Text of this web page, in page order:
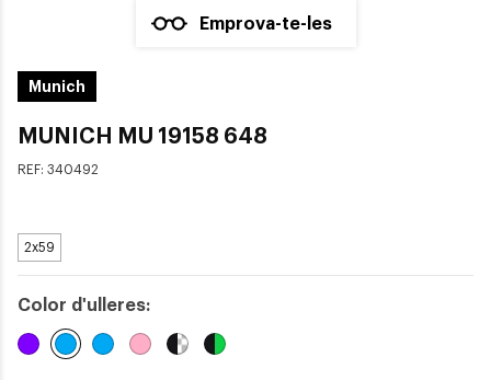
Emprova-te-les
Munich
MUNICH MU 19158 648
REF: 340492
2x59
Color d'ulleres: